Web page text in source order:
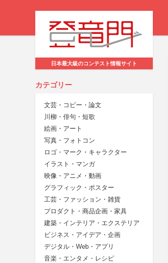
日本最大級のコンテスト情報サイト
カテゴリー
文芸・コピー・論文
川柳・俳句・短歌
絵画・アート
写真・フォトコン
ロゴ・マーク・キャラクター
イラスト・マンガ
映像・アニメ・動画
グラフィック・ポスター
工芸・ファッション・雑貨
プロダクト・商品企画・家具
建築・インテリア・エクステリア
ビジネス・アイデア・企画
デジタル・Web・アプリ
音楽・エンタメ・レシピ